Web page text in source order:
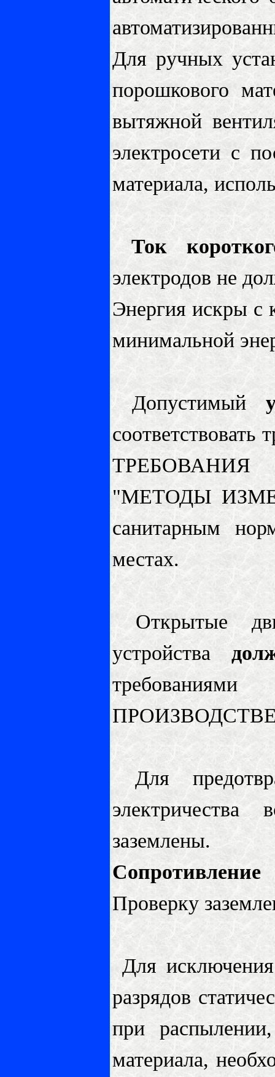
Для ручных
порошкового
вытяжной
электросети с
материала,
Ток
электродов не
Энергия искры с
минимальной
Допустимый
соответствовать
ТРЕБОВАНИЯ
"МЕТОДЫ
санитарным
местах.
Открытые
устройства
Для
заземлены.
Сопротивление
Проверку
Для
разрядов
при
материала,